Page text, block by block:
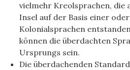
vielmehr Kreolsprachen, die
Insel auf der Basis einer
Kolonialsprachen
können die überdachten
Ursprungs sein.
Die überdachenden